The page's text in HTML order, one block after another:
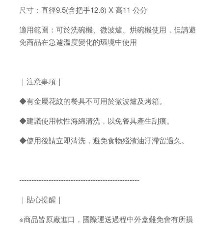
尺寸：直徑9.5(含把手12.6) X 高11 公分
適用範圍：可於洗碗機、微波爐、烘碗機使用，但請避
免商品在急遽溫度變化的環境中使用
｜注意事項｜
◆有金屬花紋的餐具不可用於微波爐及烤箱。
◆建議使用軟性海綿清洗，以免餐具產生刮痕。
◆使用後請立即清洗，避免食物殘渣油汙滯留過久。
-------------------------------------------------
｜貼心提醒｜
※商品皆原廠進口，國際運送過程中外盒難免會有所損